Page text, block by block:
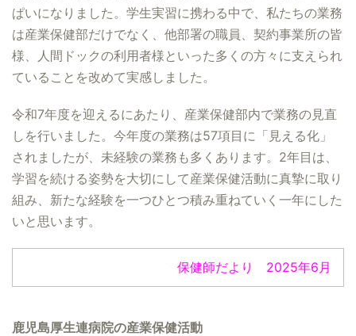
ぱいになりました。学生実習に携わる中で、私たちの業務
は産業保健部だけでなく、他部署の職員、契約事業所の皆
様、人間ドックの利用者様といった多くの方々に支えられ
ていることを改めて実感しました。
令和7年度を迎えるにあたり、産業保健部内で業務の見直
しを行いました。今年度の業務は57項目に「見える化」
されましたが、未経験の業務も多くあります。2年目は、
学習を続ける姿勢を大切にして産業保健活動に真摯に取り
組み、新たな経験を一つひとつ積み重ねていく一年にした
いと思います。
保健師だより 2025年6月
鹿児島厚生連病院の産業保健活動